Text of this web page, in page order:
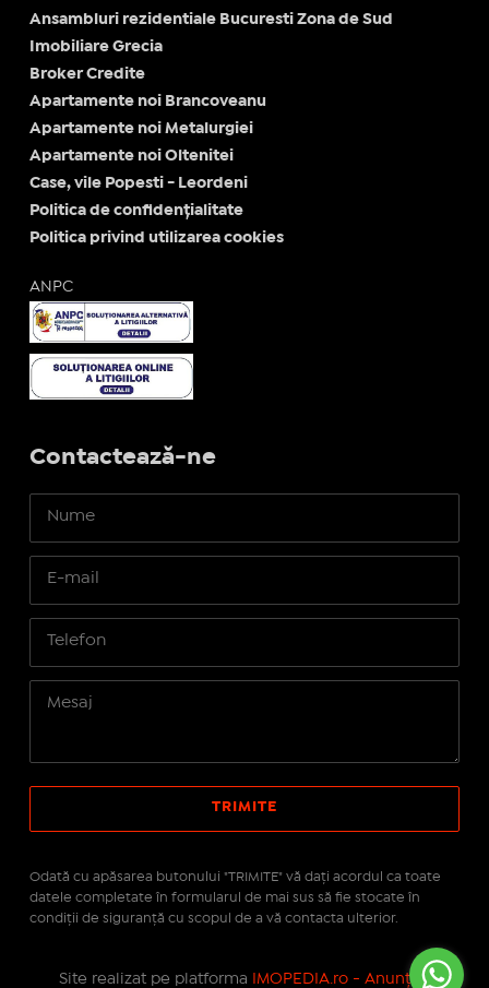
Ansambluri rezidentiale Bucuresti Zona de Sud
Imobiliare Grecia
Broker Credite
Apartamente noi Brancoveanu
Apartamente noi Metalurgiei
Apartamente noi Oltenitei
Case, vile Popesti - Leordeni
Politica de confidențialitate
Politica privind utilizarea cookies
ANPC
Contactează-ne
Odată cu apăsarea butonului "TRIMITE" vă daţi acordul ca toate
datele completate în formularul de mai sus să fie stocate în
condiţii de siguranţă cu scopul de a vă contacta ulterior.
Site realizat pe platforma IMOPEDIA.ro - Anunțuri